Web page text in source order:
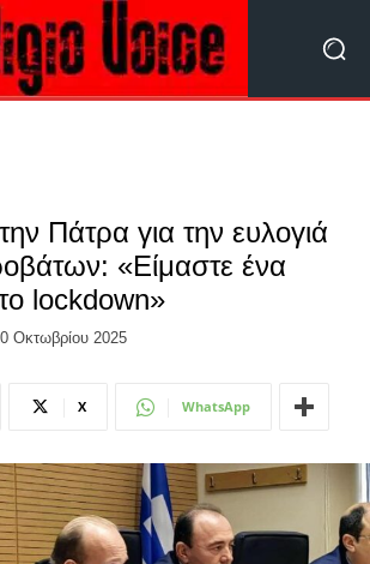
Πάτρα για την ευλογιά
«Είμαστε ένα
lockdown»
Οκτωβρίου 2025
X WhatsApp